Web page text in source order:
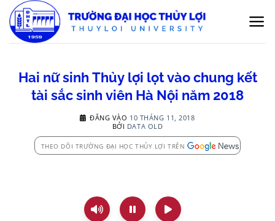
qua
nội
Hai nữ sinh Thủy lợi lọt vào chung kết
tài sắc sinh viên Hà Nội năm 2018
ĐĂNG VÀO 10 THÁNG 11, 2018
BỞI DATA OLD
THEO DÕI TRƯỜNG ĐẠI HỌC THỦY LỢI TRÊN